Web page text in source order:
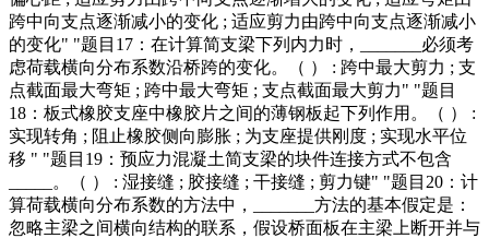
跨中向支点逐渐减小的变化 ; 适应剪力由跨中向支点逐渐减小
的变化" "题目17：在计算简支梁下列内力时，_______必须考
虑荷载横向分布系数沿桥跨的变化。（ ） : 跨中最大剪力 ; 支
点截面最大弯矩 ; 跨中最大弯矩 ; 支点截面最大剪力" "题目
18：板式橡胶支座中橡胶片之间的薄钢板起下列作用。（ ） :
实现转角 ; 阻止橡胶侧向膨胀 ; 为支座提供刚度 ; 实现水平位
移 " "题目19：预应力混凝土简支梁的块件连接方式不包含
_____。（ ） : 湿接缝 ; 胶接缝 ; 干接缝 ; 剪力键" "题目20：计
算荷载横向分布系数的方法中，_______方法的基本假定是：
忽略主梁之间横向结构的联系，假设桥面板在主梁上断开并与